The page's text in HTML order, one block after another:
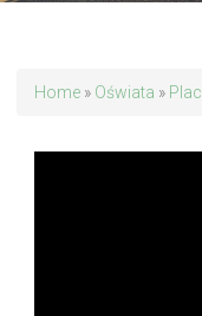
Home » Oświata »